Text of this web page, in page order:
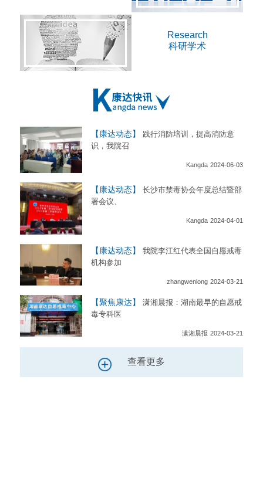
Research
科研学术
【康达动态】
践行消防培训，提高消防意
识，我院召
Kangda 2024-06-03
【康达动态】
长沙市禁毒协会年度总结暨部
署会议、
Kangda 2024-04-01
【康达动态】
我院李江红代表全国自愿戒毒
机构参加
zhangwenlong 2024-03-21
【聚焦康达】
潇湘晨报：湖南最早的自愿戒
毒专科医
潇湘晨报 2024-03-21
查看更多